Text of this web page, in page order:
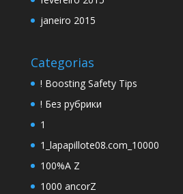
janeiro 2015
Categorias
! Boosting Safety Tips
! Без рубрики
1
1_lapapillote08.com_10000
100%A Z
1000 ancorZ